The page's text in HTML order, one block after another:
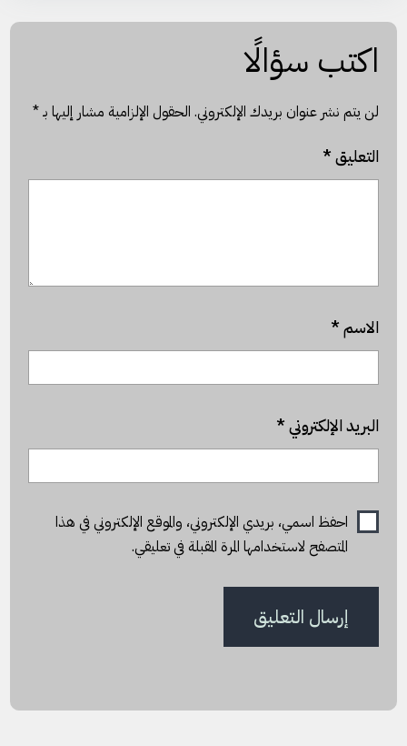
اكتب سؤالًا
لن يتم نشر عنوان بريدك الإلكتروني. الحقول الإلزامية مشار إليها بـ*
التعليق*
الاسم*
البريد الإلكتروني*
احفظ اسمي، بريدي الإلكتروني، والموقع الإلكتروني في هذا
المتصفح لاستخدامها المرة المقبلة في تعليقي.